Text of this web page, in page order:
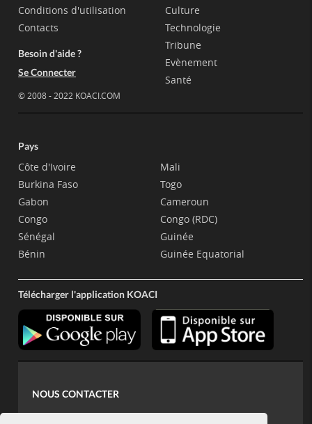
Conditions d'utilisation
Contacts
Besoin d'aide ?
Se Connecter
© 2008 - 2022 KOACI.COM
Culture
Technologie
Tribune
Evènement
Santé
Pays
Côte d'Ivoire
Burkina Faso
Gabon
Congo
Sénégal
Bénin
Mali
Togo
Cameroun
Congo (RDC)
Guinée
Guinée Equatorial
Télécharger l'application KOACI
NOUS CONTACTER